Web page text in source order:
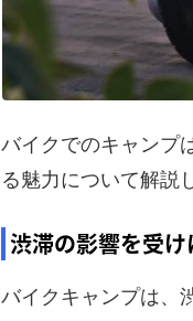
バイクでのキャンプ
る魅力について解説
渋滞の影響を受け
バイクキャンプは、